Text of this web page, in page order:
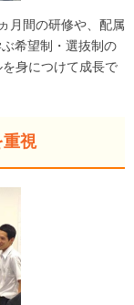
月間の研修や、配属
希望制・選抜制の
身につけて成長で
重視